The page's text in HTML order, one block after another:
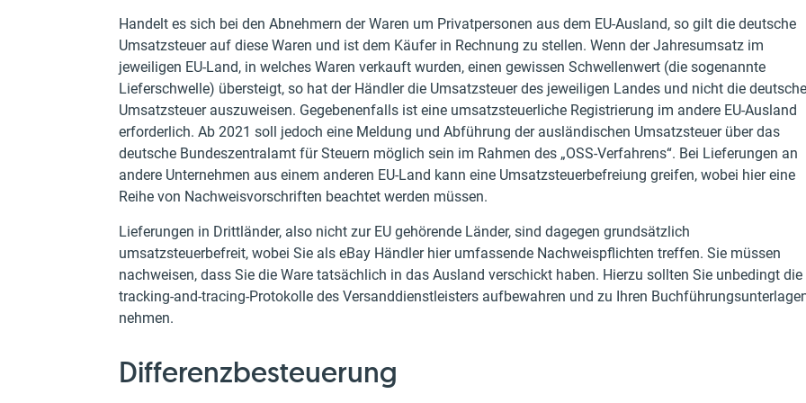
Handelt es sich bei den Abnehmern der Waren um Privatpersonen aus dem EU-Ausland, so gilt die deutsche
Umsatzsteuer auf diese Waren und ist dem Käufer in Rechnung zu stellen. Wenn der Jahresumsatz im
jeweiligen EU-Land, in welches Waren verkauft wurden, einen gewissen Schwellenwert (die sogenannte
Lieferschwelle) übersteigt, so hat der Händler die Umsatzsteuer des jeweiligen Landes und nicht die deutsche
Umsatzsteuer auszuweisen. Gegebenenfalls ist eine umsatzsteuerliche Registrierung im andere EU-Ausland
erforderlich. Ab 2021 soll jedoch eine Meldung und Abführung der ausländischen Umsatzsteuer über das
deutsche Bundeszentralamt für Steuern möglich sein im Rahmen des „OSS-Verfahrens“. Bei Lieferungen an
andere Unternehmen aus einem anderen EU-Land kann eine Umsatzsteuerbefreiung greifen, wobei hier eine
Reihe von Nachweisvorschriften beachtet werden müssen.
Lieferungen in Drittländer, also nicht zur EU gehörende Länder, sind dagegen grundsätzlich
umsatzsteuerbefreit, wobei Sie als eBay Händler hier umfassende Nachweispflichten treffen. Sie müssen
nachweisen, dass Sie die Ware tatsächlich in das Ausland verschickt haben. Hierzu sollten Sie unbedingt die
tracking-and-tracing-Protokolle des Versanddienstleisters aufbewahren und zu Ihren
nehmen.
Differenzbesteuerung